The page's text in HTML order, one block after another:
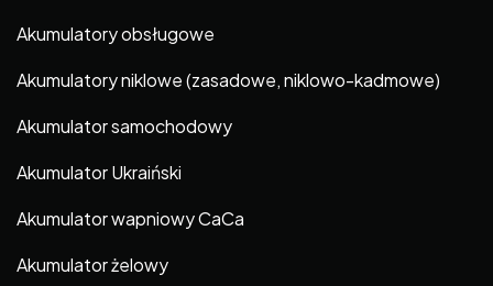
Akumulatory obsługowe
Akumulatory niklowe (zasadowe, niklowo-kadmowe)
Akumulator samochodowy
Akumulator Ukraiński
Akumulator wapniowy CaCa
Akumulator żelowy